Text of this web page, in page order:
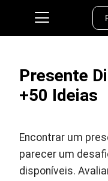
Presente
+50 Ideias
Encontrar um
parecer um
disponíveis.